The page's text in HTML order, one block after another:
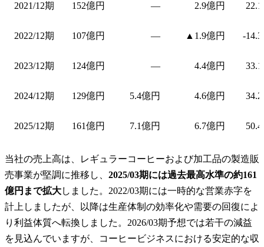
2021/12期 152億円 — 2.9億円
2022/12期 107億円 — ▲1.9億円 -
2023/12期 124億円 — 4.4億円
2024/12期 129億円 5.4億円 4.6億円
2025/12期 161億円 7.1億円 6.7億円
当社の売上高は、レギュラーコーヒーおよび加工品の製造販
売事業が堅調に推移し、 2025/03期には過去最高水準の約161
億円まで拡大しました。2022/03期には一時的な営業赤字を
計上しましたが、以降は生産体制の効率化や需要の回復によ
り利益体質へ転換しました。2026/03期予想では若干の減益
を見込んでいますが、コーヒービジネスにおける安定的な収